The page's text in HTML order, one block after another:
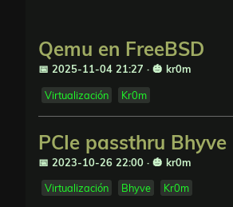
Badguys
Donar
Qemu en FreeBSD
📅 2025-11-04 21:27 · 🎃 kr0m
Virtualización Kr0m
PCIe passthru Bhyve
📅 2023-10-26 22:00 · 🎃 kr0m
Virtualización Bhyve Kr0m